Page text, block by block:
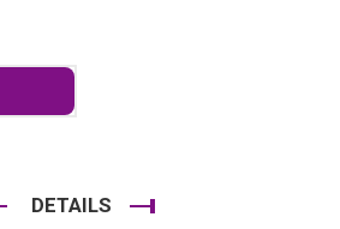
DETAILS